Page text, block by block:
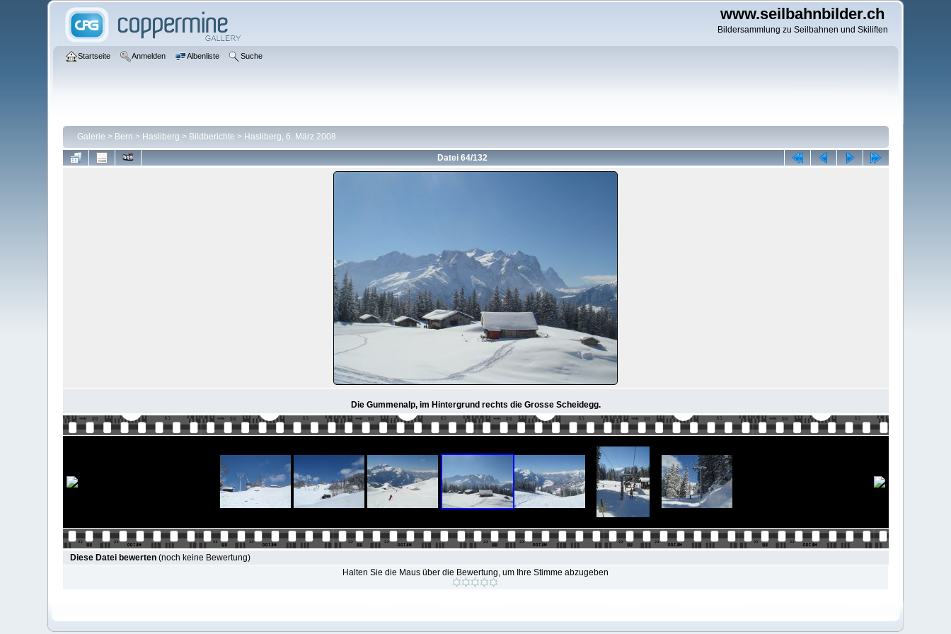
www.seilbahnbilder.ch
Bildersammlung zu Seilbahnen und Skiliften
Startseite Anmelden Albenliste Suche
Galerie > Bern > Hasliberg > Bildberichte > Hasliberg, 6. März 2008
Datei 64/132
Die Gummenalp, im Hintergrund rechts die Grosse Scheidegg.
Diese Datei bewerten(noch keine Bewertung)
Halten Sie die Maus über die Bewertung, um Ihre Stimme abzugeben